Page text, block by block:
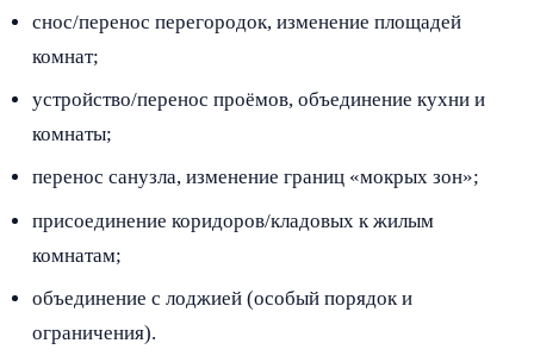
снос/перенос перегородок, изменение площадей
комнат;
устройство/перенос проёмов, объединение кухни и
комнаты;
перенос санузла, изменение границ «мокрых зон»;
присоединение коридоров/кладовых к жилым
комнатам;
объединение с лоджией (особый порядок и
ограничения).